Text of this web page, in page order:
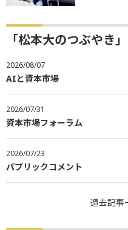
「松本大のつぶやき
2026/08/07
AIと資本市場
2026/07/31
資本市場フォーラム
2026/07/23
パブリックコメント
過去記事